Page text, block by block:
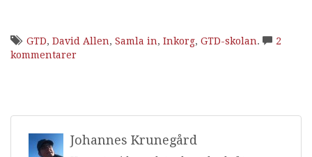
GTD, David Allen, Samla in, Inkorg, GTD-skolan.
2
kommentarer
Johannes Krunegård